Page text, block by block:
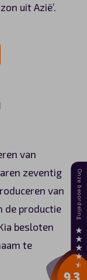
uit Azië’.
van
zeventig
van
de productie
besloten
te